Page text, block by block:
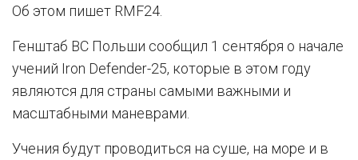
Об этом пишет RMF24.
Генштаб ВС Польши сообщил 1 сентября о начале
учений Iron Defender-25, которые в этом году
являются для страны самыми важными и
масштабными маневрами.
Учения будут проводиться на суше, на море и в